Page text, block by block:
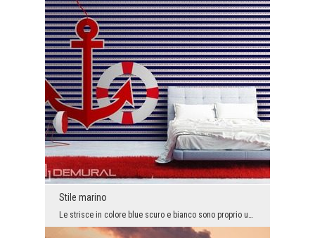
Stile marino